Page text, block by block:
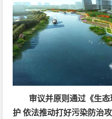
审议并原则通过《生
护 依法推动打好污染防治